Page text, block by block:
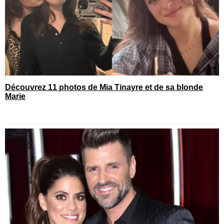
Découvrez 11 photos de Mia Tinayre et de sa blonde
Marie